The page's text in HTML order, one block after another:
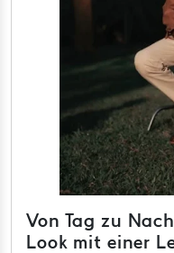
Von Tag zu
Look mit einer